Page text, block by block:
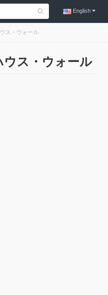
English
ス・ウォール
ス・ウォール